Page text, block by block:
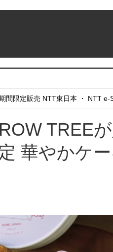
お知らせ
間限定販売 NTT東日本 ・ NTT
TREEが
華やかケ